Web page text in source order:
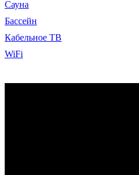
Сауна
Бассейн
Кабельное ТВ
WiFi